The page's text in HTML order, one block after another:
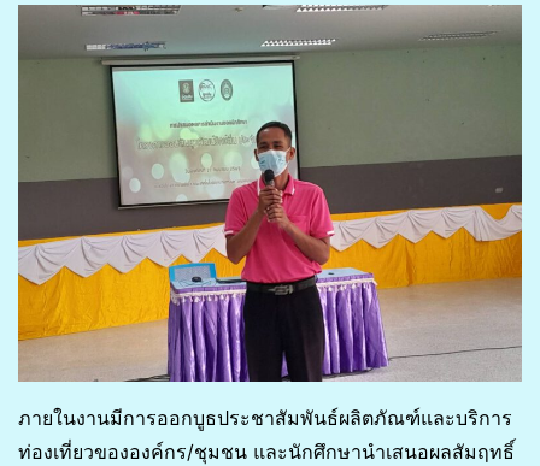
ภายในงานมีการออกบูธประชาสัมพันธ์ผลิตภัณฑ์และบริการ
ท่องเที่ยวขององค์กร/ชุมชน และนักศึกษานำเสนอผลสัมฤทธิ์